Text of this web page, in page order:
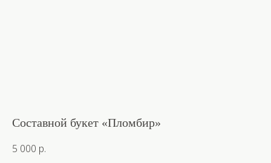
Составной букет «Пломбир»
5 000 р.